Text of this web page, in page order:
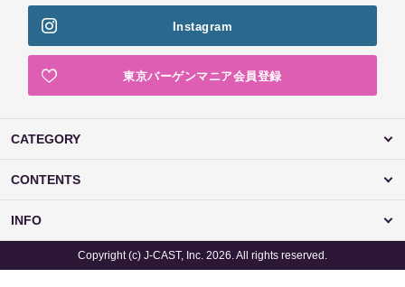
Instagram
東京バーゲンマニア会員登録
CATEGORY
CONTENTS
INFO
Copyright (c) J-CAST, Inc. 2026. All rights reserved.